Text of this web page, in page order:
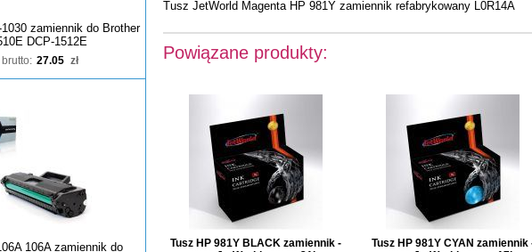
zamiennik do Brother
DCP-1512E
27.05 zł
106A zamiennik do
Tusz JetWorld Magenta HP 981Y zamiennik refabrykowany L0R14A
Powiązane produkty:
Tusz HP 981Y BLACK zamiennik -
Tusz HP 981Y CYAN zamiennik